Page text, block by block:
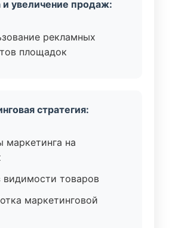
и увеличение продаж:
рекламных
площадок
стратегия:
маркетинга на
видимости товаров
маркетинговой